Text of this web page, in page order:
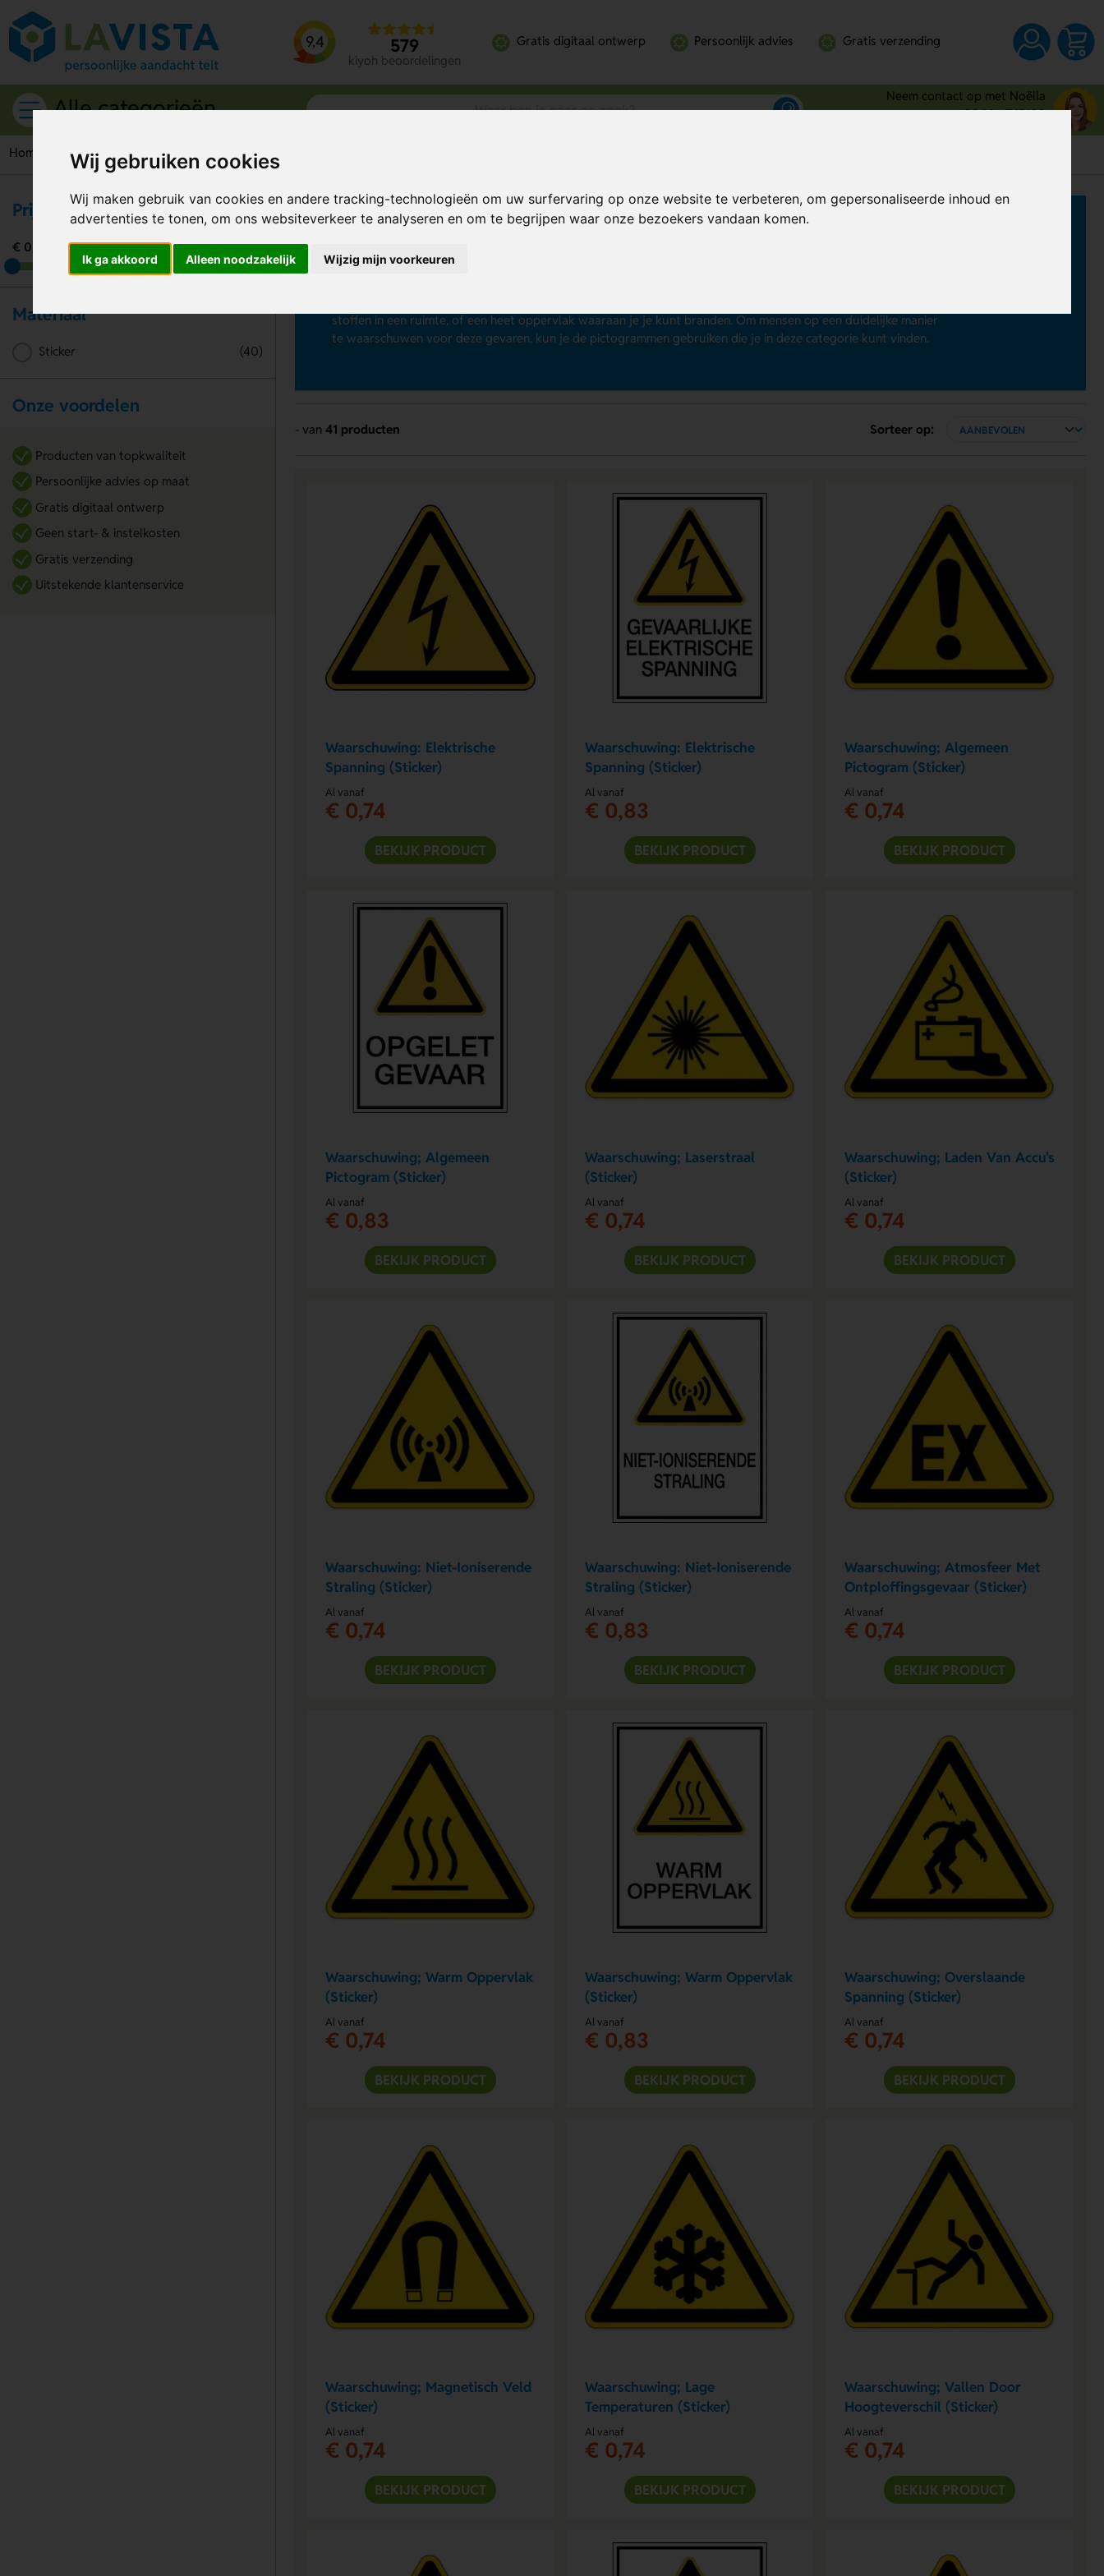
Wij gebruiken cookies
Wij maken gebruik van cookies en andere tracking-technologieën om uw surfervaring op onze website te verbeteren, om gepersonaliseerde inhoud en
advertenties te tonen, om ons websiteverkeer te analyseren en om te begrijpen waar onze bezoekers vandaan komen.
Ik ga akkoord Alleen noodzakelijk Wijzig mijn voorkeuren
9,4 579
kiyoh beoordelingen
Gratis digitaal ontwerp Persoonlijk advies Gratis verzending
Alle categorieën
Neem contact op met Noëlla
0344 - 745109
Home Waarschuwings pictogrammen
Waarschuwings pictogrammen
Soms is het nodig om werknemers, bezoekers of bewoners te waarschuwen voor mogelijk gevaar. Dit gevaar
stoffen in een ruimte, of een heet oppervlak waaraan je je kunt branden. Om mensen op een duidelijke manier
te waarschuwen voor deze gevaren, kun je de pictogrammen gebruiken die je in deze categorie kunt vinden.
- van 41 producten Sorteer op:
Waarschuwing: Elektrische
Spanning (Sticker)
Al vanaf
€ 0,74
BEKIJK PRODUCT
Waarschuwing: Elektrische
Spanning (Sticker)
Al vanaf
€ 0,83
BEKIJK PRODUCT
Waarschuwing; Algemeen
Pictogram (Sticker)
Al vanaf
€ 0,74
BEKIJK PRODUCT
Waarschuwing; Algemeen
Pictogram (Sticker)
Al vanaf
€ 0,83
BEKIJK PRODUCT
Waarschuwing; Laserstraal
(Sticker)
Al vanaf
€ 0,74
BEKIJK PRODUCT
Waarschuwing; Laden Van Accu's
(Sticker)
Al vanaf
€ 0,74
BEKIJK PRODUCT
Waarschuwing: Niet-Ioniserende
Straling (Sticker)
Al vanaf
€ 0,74
BEKIJK PRODUCT
Waarschuwing: Niet-Ioniserende
Straling (Sticker)
Al vanaf
€ 0,83
BEKIJK PRODUCT
Waarschuwing; Atmosfeer Met
Ontploffingsgevaar (Sticker)
Al vanaf
€ 0,74
BEKIJK PRODUCT
Waarschuwing; Warm Oppervlak
(Sticker)
Al vanaf
€ 0,74
BEKIJK PRODUCT
Waarschuwing; Warm Oppervlak
(Sticker)
Al vanaf
€ 0,83
BEKIJK PRODUCT
Waarschuwing; Overslaande
Spanning (Sticker)
Al vanaf
€ 0,74
BEKIJK PRODUCT
Waarschuwing; Magnetisch Veld
(Sticker)
Al vanaf
€ 0,74
BEKIJK PRODUCT
Waarschuwing; Lage
Temperaturen (Sticker)
Al vanaf
€ 0,74
BEKIJK PRODUCT
Waarschuwing; Vallen Door
Hoogteverschil (Sticker)
Al vanaf
€ 0,74
BEKIJK PRODUCT
Prijs per stuk
€ 0,00 € 1,90
Materiaal
Sticker (40)
Onze voordelen
Producten van topkwaliteit
Persoonlijke advies op maat
Gratis digitaal ontwerp
Geen start- & instelkosten
Gratis verzending
Uitstekende klantenservice